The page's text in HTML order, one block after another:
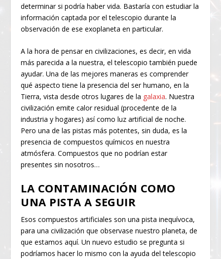
determinar si podría haber vida. Bastaría con estudiar la
información captada por el telescopio durante la
observación de ese exoplaneta en particular.
A la hora de pensar en civilizaciones, es decir, en vida
más parecida a la nuestra, el telescopio también puede
ayudar. Una de las mejores maneras es comprender
qué aspecto tiene la presencia del ser humano, en la
Tierra, vista desde otros lugares de la galaxia. Nuestra
civilización emite calor residual (procedente de la
industria y hogares) así como luz artificial de noche.
Pero una de las pistas más potentes, sin duda, es la
presencia de compuestos químicos en nuestra
atmósfera. Compuestos que no podrían estar
presentes sin nosotros…
LA CONTAMINACIÓN COMO
UNA PISTA A SEGUIR
Esos compuestos artificiales son una pista inequívoca,
para una civilización que observase nuestro planeta, de
que estamos aquí. Un nuevo estudio se pregunta si
podríamos hacer lo mismo con la ayuda del telescopio